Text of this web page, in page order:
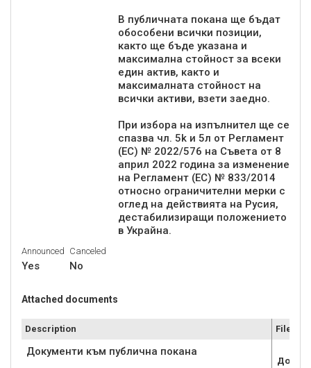
В публичната покана ще бъдат
обособени всички позиции,
както ще бъде указана и
максимална стойност за всеки
един актив, както и
максималната стойност на
всички активи, взети заедно.
При избора на изпълнител ще се
спазва чл. 5k и 5л от Регламент
(ЕС) № 2022/576 на Съвета от 8
април 2022 година за изменение
на Регламент (ЕС) № 833/2014
относно ограничителни мерки с
оглед на действията на Русия,
дестабилизиращи положението
Announced
Yes
Canceled
No
Attached documents
Description File
Документи към публична покана